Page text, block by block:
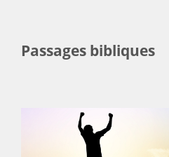
Passages bibliques